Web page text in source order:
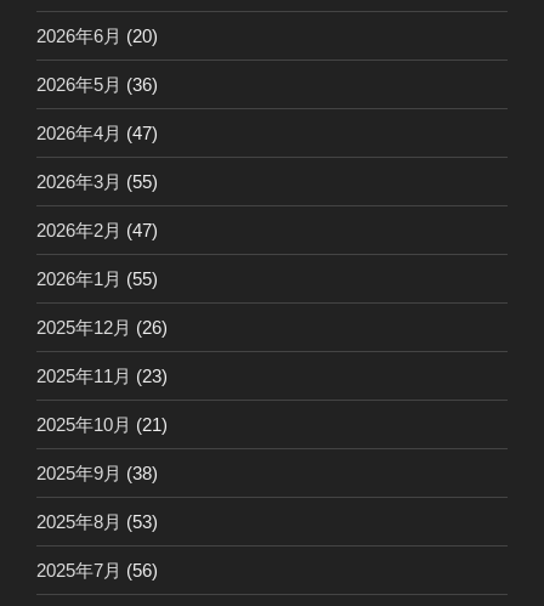
2026年6月 (20)
2026年5月 (36)
2026年4月 (47)
2026年3月 (55)
2026年2月 (47)
2026年1月 (55)
2025年12月 (26)
2025年11月 (23)
2025年10月 (21)
2025年9月 (38)
2025年8月 (53)
2025年7月 (56)